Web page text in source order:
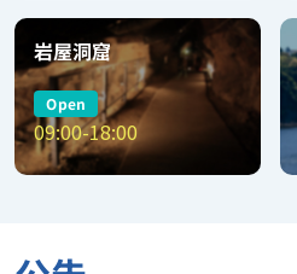
岩屋洞窟
Open
09:00-18:00